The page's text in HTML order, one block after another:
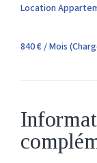
Location
840 € / Mois